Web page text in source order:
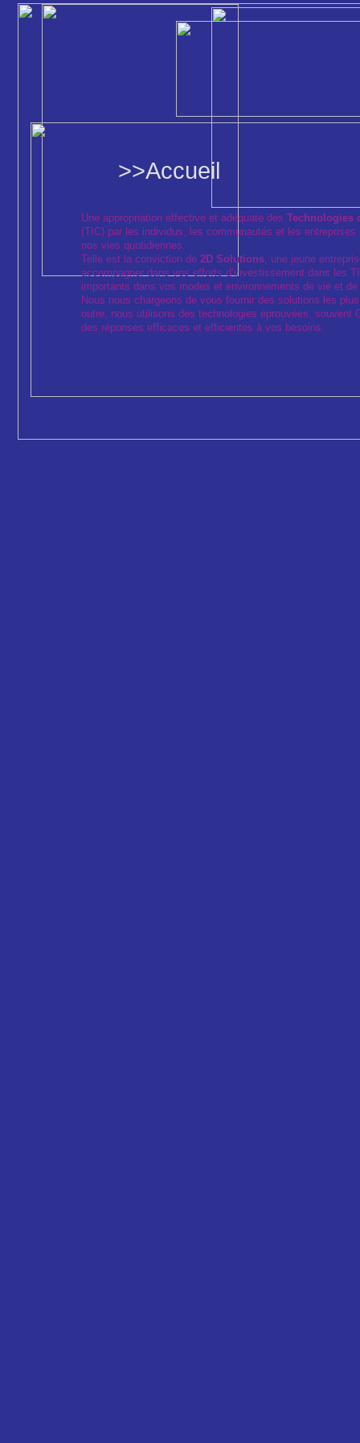
Une appropriation effective et adéquate des Technologies
(TIC) par les individus, les communautés et les
nos vies quotidiennes.
Telle est la conviction de 2D Solutions, une jeune
accompagner dans vos efforts d’investissement dans les
importants dans vos modes et environnements de vie et
Nous nous chargeons de vous fournir des solutions les
outre, nous utilisons des technologies éprouvées, souvent
des réponses efficaces et efficientes à vos besoins.
>>Accueil